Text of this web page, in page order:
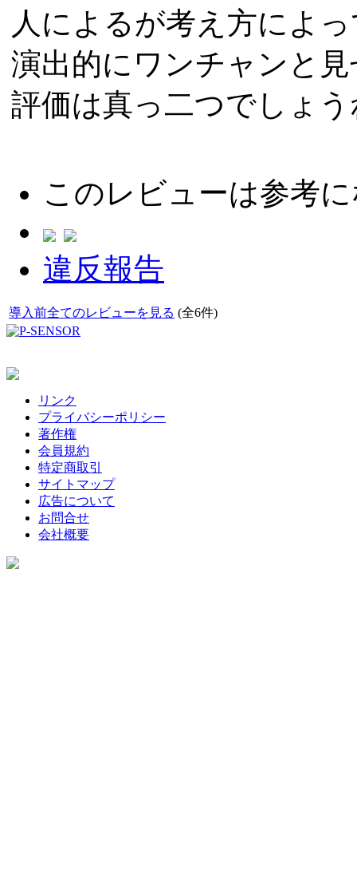
人によるが考え方によ
演出的にワンチャンと
評価は真っ二つでしょう
このレビューは参考
違反報告
導入前全てのレビューを見る (全6件)
リンク
プライバシーポリシー
著作権
会員規約
特定商取引
サイトマップ
広告について
お問合せ
会社概要